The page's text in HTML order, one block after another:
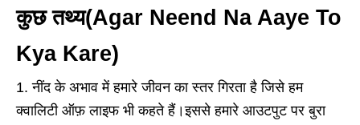
कुछ तथ्य(Agar Neend Na Aaye To
Kya Kare)
1. नींद के अभाव में हमारे जीवन का स्तर गिरता है जिसे हम
क्वालिटी ऑफ़ लाइफ भी कहते हैं।इससे हमारे आउटपुट पर बुरा